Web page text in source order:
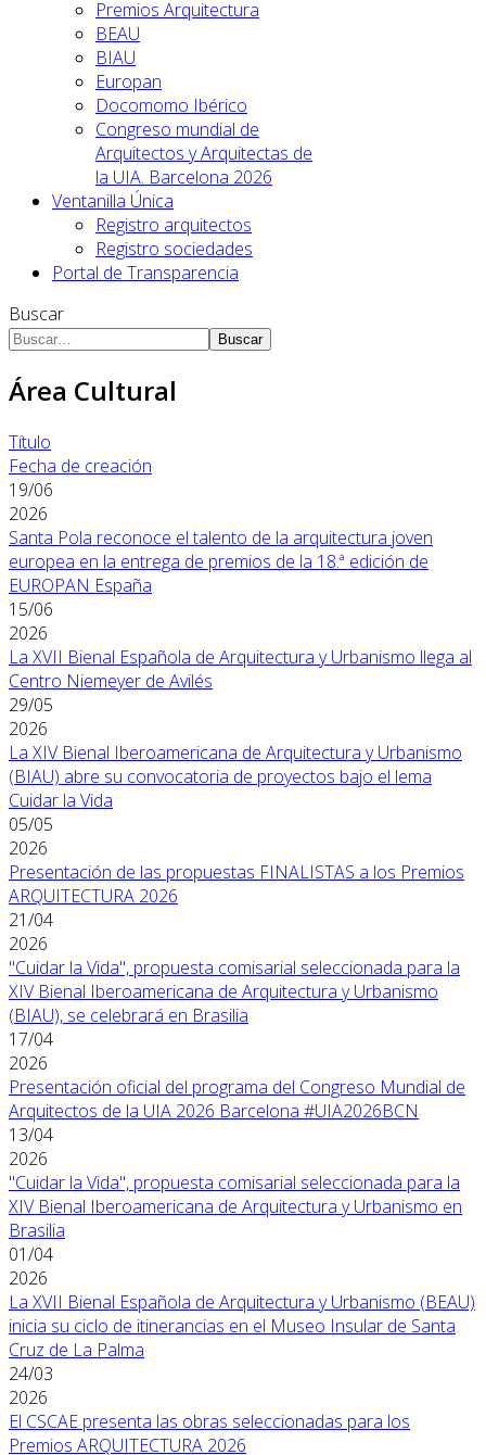
Premios Arquitectura
BEAU
BIAU
Europan
Docomomo Ibérico
Congreso mundial de
Arquitectos y Arquitectas de
la UIA. Barcelona 2026
Ventanilla Única
Registro arquitectos
Registro sociedades
Portal de Transparencia
Buscar
Buscar
Área Cultural
Título
Fecha de creación
19/06
2026
Santa Pola reconoce el talento de la arquitectura joven
europea en la entrega de premios de la 18.ª edición de
EUROPAN España
15/06
2026
La XVII Bienal Española de Arquitectura y Urbanismo llega al
Centro Niemeyer de Avilés
29/05
2026
La XIV Bienal Iberoamericana de Arquitectura y Urbanismo
(BIAU) abre su convocatoria de proyectos bajo el lema
Cuidar la Vida
05/05
2026
Presentación de las propuestas FINALISTAS a los Premios
ARQUITECTURA 2026
21/04
2026
"Cuidar la Vida", propuesta comisarial seleccionada para la
XIV Bienal Iberoamericana de Arquitectura y Urbanismo
(BIAU), se celebrará en Brasilia
17/04
2026
Presentación oficial del programa del Congreso Mundial de
Arquitectos de la UIA 2026 Barcelona #UIA2026BCN
13/04
2026
"Cuidar la Vida", propuesta comisarial seleccionada para la
XIV Bienal Iberoamericana de Arquitectura y Urbanismo en
Brasilia
01/04
2026
La XVII Bienal Española de Arquitectura y Urbanismo (BEAU)
inicia su ciclo de itinerancias en el Museo Insular de Santa
Cruz de La Palma
24/03
2026
El CSCAE presenta las obras seleccionadas para los
Premios ARQUITECTURA 2026